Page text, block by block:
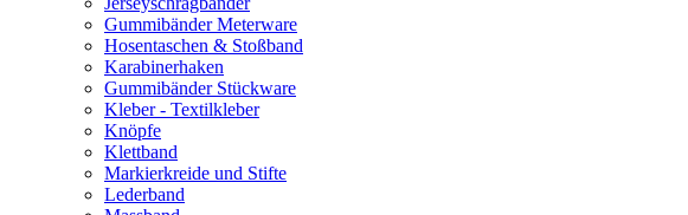
Gummibänder Meterware
Hosentaschen & Stoßband
Karabinerhaken
Gummibänder Stückware
Kleber - Textilkleber
Knöpfe
Klettband
Markierkreide und Stifte
Lederband